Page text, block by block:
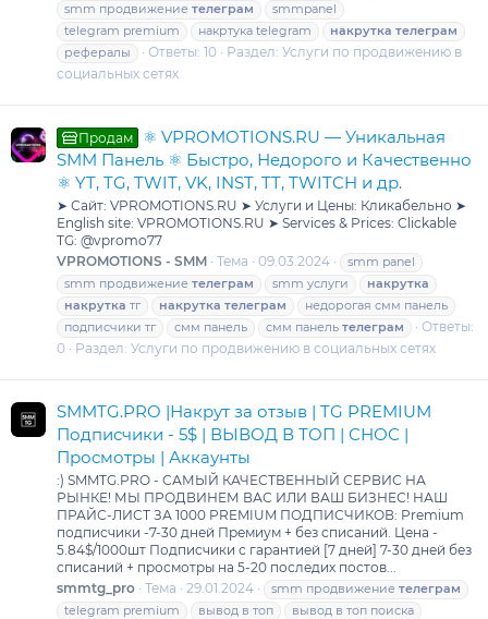
smm продвижение телеграм
smmpanel
telegram premium
накртука telegram накрутка телеграм
рефералы
Ответы: 10 Раздел: Услуги по продвижению в
социальных сетях
Продам
⚛️ VPROMOTIONS.RU — Уникальная
SMM Панель ⚛️ Быстро, Недорого и Качественно
⚛️ YT, TG, TWIT, VK, INST, TT, TWITCH и др.
➤ Сайт: VPROMOTIONS.RU ➤ Услуги и Цены: Кликабельно ➤
English site: VPROMOTIONS.RU ➤ Services & Prices: Clickable
TG: @vpromo77
VPROMOTIONS - SMM Тема 09.03.2024
smm panel
smm продвижение телеграм smm услуги
накрутка
накрутка тг накрутка телеграм
недорогая смм панель
подписчики тг
смм панель смм панель телеграм
Ответы:
0
Раздел: Услуги по продвижению в социальных сетях
SMMTG.PRO |Накрут за отзыв | TG PREMIUM
Подписчики - 5$ | ВЫВОД В ТОП | СНОС |
Просмотры | Аккаунты
:) SMMTG.PRO - САМЫЙ КАЧЕСТВЕННЫЙ СЕРВИС НА
РЫНКЕ! МЫ ПРОДВИНЕМ ВАС ИЛИ ВАШ БИЗНЕС! НАШ
ПРАЙС-ЛИСТ ЗА 1000 PREMIUM ПОДПИСЧИКОВ: Premium
подписчики -7-30 дней Премиум + без списаний. Цена -
5.84$/1000шт Подписчики с гарантией [7 дней] 7-30 дней без
списаний + просмотры на 5-20 последих постов...
smmtg_pro Тема 29.01.2024 smm продвижение телеграм
telegram premium
вывод в топ
вывод в топ поиска